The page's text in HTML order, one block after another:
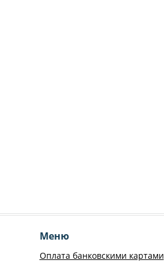
Меню
Оплата банковскими картами